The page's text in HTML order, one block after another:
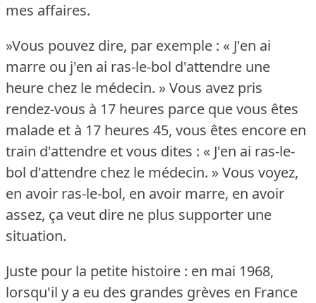
mes affaires.
»Vous pouvez dire, par exemple : « J'en ai
marre ou j'en ai ras-le-bol d'attendre une
heure chez le médecin. » Vous avez pris
rendez-vous à 17 heures parce que vous êtes
malade et à 17 heures 45, vous êtes encore en
train d'attendre et vous dites : « J'en ai ras-le-
bol d'attendre chez le médecin. » Vous voyez,
en avoir ras-le-bol, en avoir marre, en avoir
assez, ça veut dire ne plus supporter une
situation.
Juste pour la petite histoire : en mai 1968,
lorsqu'il y a eu des grandes grèves en France